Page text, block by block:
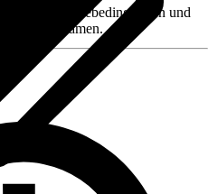
B. Rückgabebedingungen und